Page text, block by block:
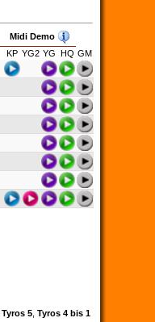
Midi Demo
KP YG2 YG HQ GM
Tyros 5 Tyros 4 bis 1